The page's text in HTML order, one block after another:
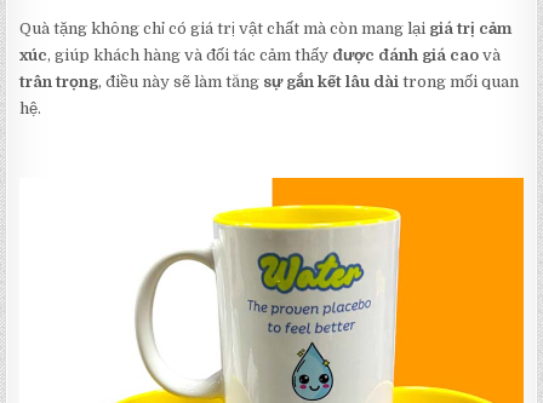
Quà tặng không chỉ có giá trị vật chất mà còn mang lại giá trị cảm
xúc, giúp khách hàng và đối tác cảm thấy được đánh giá cao và
trân trọng, điều này sẽ làm tăng sự gắn kết lâu dài trong mối quan
hệ.